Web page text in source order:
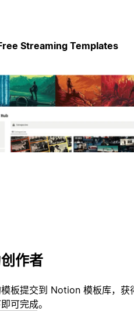
Streaming Templates
作者
板提交到 Notion 模板库，
可完成。